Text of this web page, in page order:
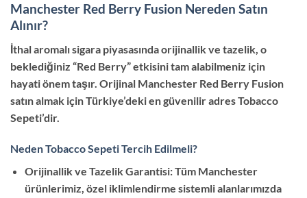
Manchester Red Berry Fusion Nereden Satın
Alınır?
İthal aromalı sigara piyasasında orijinallik ve tazelik, o
beklediğiniz “Red Berry” etkisini tam alabilmeniz için
hayati önem taşır. Orijinal Manchester Red Berry Fusion
satın almak için Türkiye’deki en güvenilir adres Tobacco
Sepeti’dir.
Neden Tobacco Sepeti Tercih Edilmeli?
Orijinallik ve Tazelik Garantisi: Tüm Manchester
ürünlerimiz, özel iklimlendirme sistemli alanlarımızda